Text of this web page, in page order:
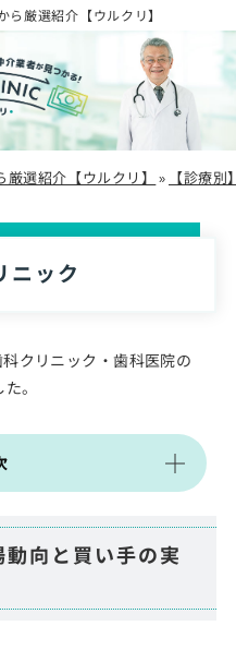
厳選紹介【ウルクリ】
選紹介【ウルクリ】 » 【診療
ニック
クリニック・歯科医院の
。
向と買い手の実